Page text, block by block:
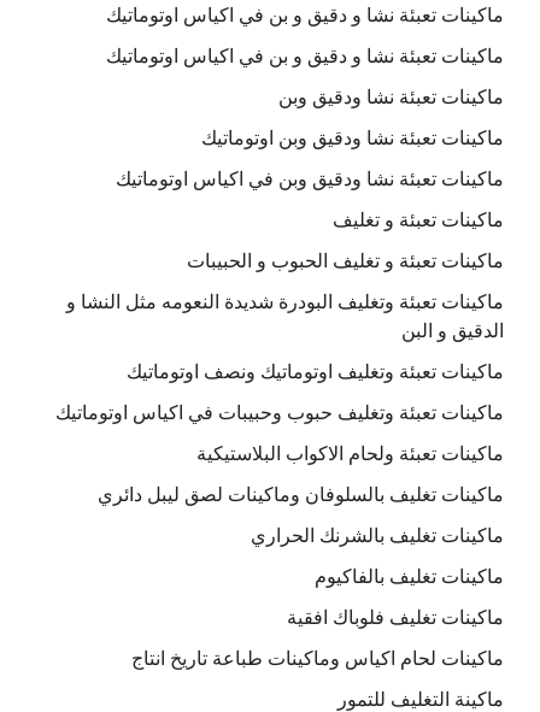
ماكينات تعبئة نشا و دقيق و بن في اكياس اوتوماتيك
ماكينات تعبئة نشا و دقيق و بن في اكياس اوتوماتيك
ماكينات تعبئة نشا ودقيق وبن
ماكينات تعبئة نشا ودقيق وبن اوتوماتيك
ماكينات تعبئة نشا ودقيق وبن في اكياس اوتوماتيك
ماكينات تعبئة و تغليف
ماكينات تعبئة و تغليف الحبوب و الحبيبات
ماكينات تعبئة وتغليف البودرة شديدة النعومه مثل النشا و
الدقيق و البن
ماكينات تعبئة وتغليف اوتوماتيك ونصف اوتوماتيك
ماكينات تعبئة وتغليف حبوب وحبيبات في اكياس اوتوماتيك
ماكينات تعبئة ولحام الاكواب البلاستيكية
ماكينات تغليف بالسلوفان وماكينات لصق ليبل دائري
ماكينات تغليف بالشرنك الحراري
ماكينات تغليف بالفاكيوم
ماكينات تغليف فلوباك افقية
ماكينات لحام اكياس وماكينات طباعة تاريخ انتاج
ماكينة التغليف للتمور